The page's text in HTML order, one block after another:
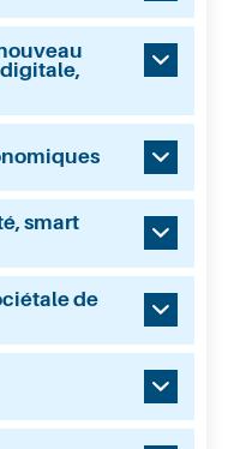
smart
de